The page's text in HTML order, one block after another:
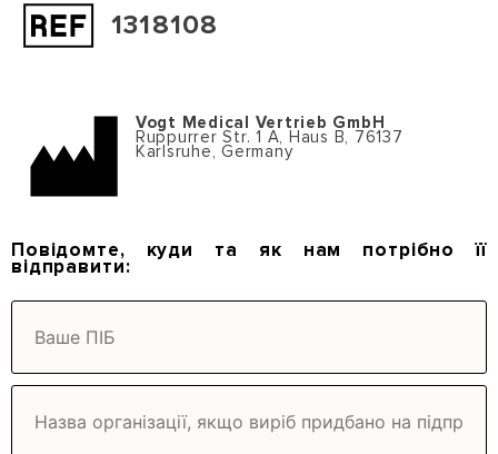
1318108
Vogt Medical Vertrieb GmbH
Ruppurrer Str. 1 A, Haus B, 76137
Karlsruhe, Germany
Повідомте, куди та як нам потрібно її
відправити: